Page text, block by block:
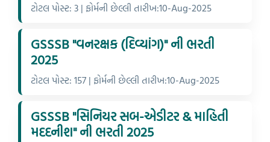
ટોટલ પોસ્ટ: 3 | ફોર્મની છેલ્લી તારીખ:10-Aug-2025
GSSSB "વનરક્ષક (દિવ્યાંગ)" ની ભરતી
2025
ટોટલ પોસ્ટ: 157 | ફોર્મની છેલ્લી તારીખ:10-Aug-2025
GSSSB "સિનિયર સબ-એડીટર & માહિતી
મદદનીશ" ની ભરતી 2025